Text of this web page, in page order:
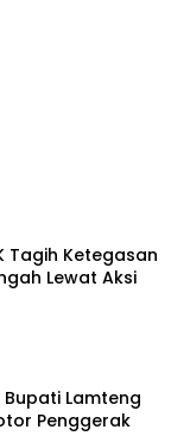
Tagih Ketegasan
Lewat Aksi
Lamteng
Penggerak